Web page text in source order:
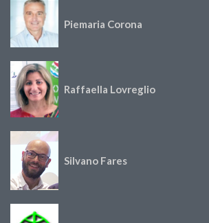
Piemaria Corona
Raffaella Lovreglio
Silvano Fares